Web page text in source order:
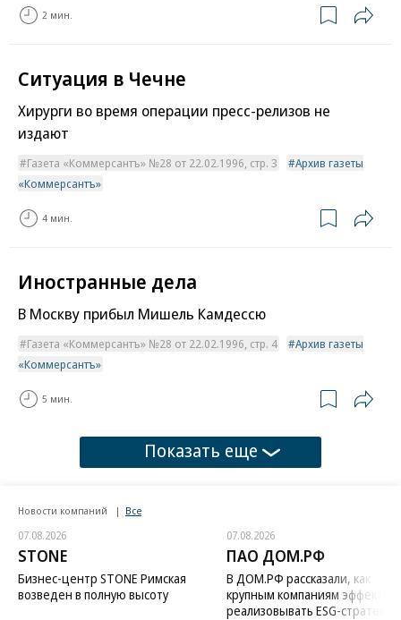
2 мин.
Ситуация в Чечне
Хирурги во время операции пресс-релизов не
издают
Газета «Коммерсантъ» №28 от 22.02.1996, стр. 3
Архив газеты
«Коммерсантъ»
4 мин.
Иностранные дела
В Москву прибыл Мишель Камдессю
Газета «Коммерсантъ» №28 от 22.02.1996, стр. 4
Архив газеты
«Коммерсантъ»
5 мин.
Показать еще
Новости компаний Все
07.08.2026
STONE
Бизнес-центр STONE Римская
возведен в полную высоту
07.08.2026
ПАО ДОМ.РФ
В ДОМ.РФ рассказали, как
крупным компаниям
реализовывать ESG-стратегию